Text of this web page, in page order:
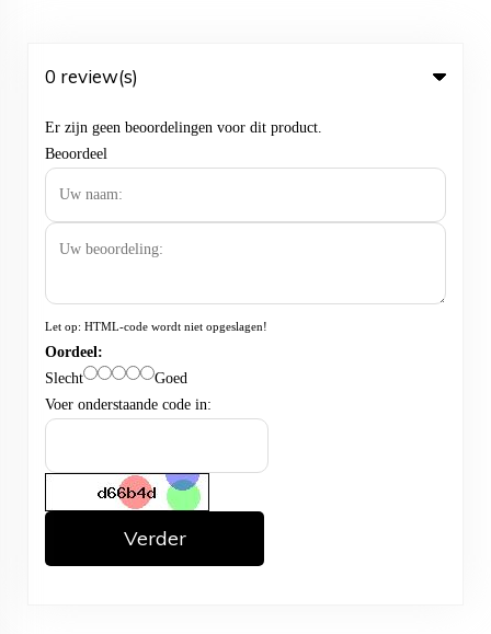
0 review(s)
Er zijn geen beoordelingen voor dit product.
Beoordeel
Let op: HTML-code wordt niet opgeslagen!
Oordeel:
Slecht
Goed
Voer onderstaande code in:
Verder